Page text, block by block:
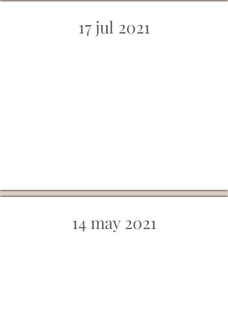
17 jul 2021
14 may 2021